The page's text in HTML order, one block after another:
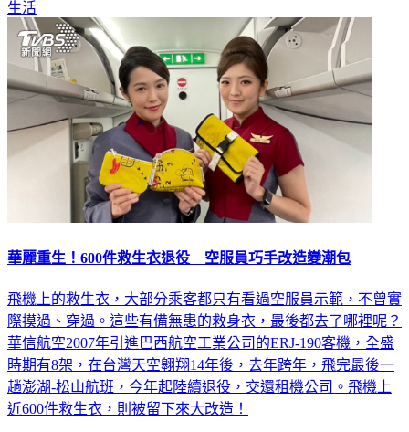
生活
華麗重生！600件救生衣退役 空服員巧手改造變潮包
飛機上的救生衣，大部分乘客都只有看過空服員示範，不曾實
際摸過、穿過。這些有備無患的救身衣，最後都去了哪裡呢？
華信航空2007年引進巴西航空工業公司的ERJ-190客機，全盛
時期有8架，在台灣天空翱翔14年後，去年跨年，飛完最後一
趟澎湖-松山航班，今年起陸續退役，交還租機公司。飛機上
近600件救生衣，則被留下來大改造！